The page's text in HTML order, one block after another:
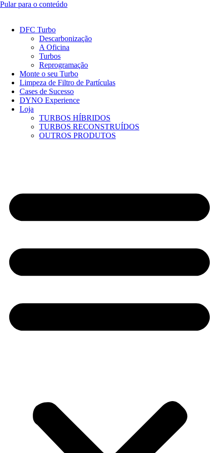
Pular para o conteúdo
DFC Turbo
Descarbonização
A Oficina
Turbos
Reprogramação
Monte o seu Turbo
Limpeza de Filtro de Partículas
Cases de Sucesso
DYNO Experience
Loja
TURBOS HÍBRIDOS
TURBOS RECONSTRUÍDOS
OUTROS PRODUTOS